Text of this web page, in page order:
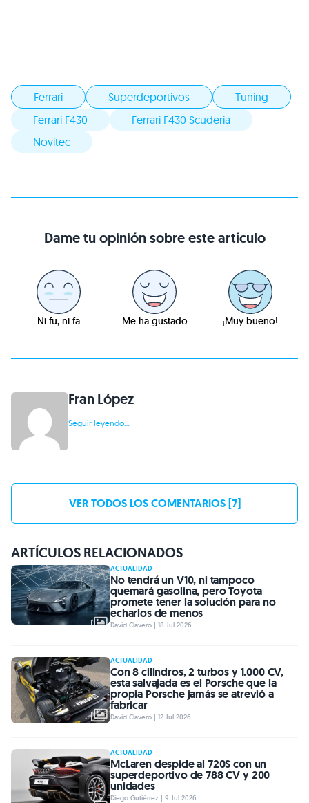
Ferrari Superdeportivos
Tuning
Ferrari F430
Ferrari F430 Scuderia
Novitec
Dame tu opinión sobre este artículo
Ni fu, ni fa Me ha gustado ¡Muy bueno!
Fran López
Seguir leyendo...
VER TODOS LOS COMENTARIOS [7]
ARTÍCULOS RELACIONADOS
ACTUALIDAD
No tendrá un V10, ni tampoco
quemará gasolina, pero Toyota
promete tener la solución para no
echarlos de menos
David Clavero | 18 Jul 2026
ACTUALIDAD
Con 8 cilindros, 2 turbos y 1.000 CV,
esta salvajada es el Porsche que la
propia Porsche jamás se atrevió a
fabricar
David Clavero | 12 Jul 2026
ACTUALIDAD
McLaren despide al 720S con un
superdeportivo de 788 CV y 200
unidades
Diego Gutiérrez | 9 Jul 2026